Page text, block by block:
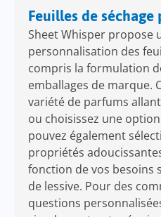
Feuilles de
Sheet Whisper propose
personnalisation des
compris la formulation
emballages de marque.
variété de parfums
ou choisissez une
pouvez également
propriétés
fonction de vos besoins
de lessive. Pour des
questions